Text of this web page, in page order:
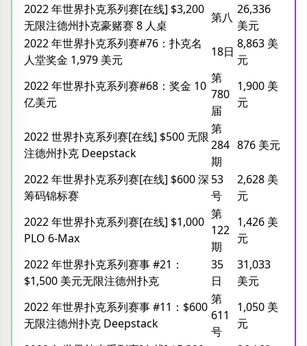
2022 年世界扑克系列赛[在线] $3,200
无限注德州扑克豪赌赛 8 人桌
第八
26,336
美元
2022 年世界扑克系列赛#76：扑克名
人堂奖金 1,979 美元
18日
8,863 美
元
2022 年世界扑克系列赛#68：奖金 10
亿美元
第
780
届
1,900 美
元
2022 世界扑克系列赛[在线] $500 无限
注德州扑克 Deepstack
第
284
期
876 美元
2022 年世界扑克系列赛[在线] $600 深
筹码锦标赛
53
号
2,628 美
元
2022 年世界扑克系列赛[在线] $1,000
PLO 6-Max
第
122
期
1,426 美
元
2022 年世界扑克系列赛事 #21：
$1,500 美元无限注德州扑克
35
日
31,033
美元
2022 年世界扑克系列赛事 #11：$600
无限注德州扑克 Deepstack
第
611
号
1,050 美
元